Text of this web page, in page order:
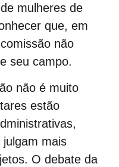
online
Mott critica decreto do Peru que classifica transgeneridade como doença mental
mulheres de
que, em
não
seu campo.
não é muito
estão
mais
O debate da